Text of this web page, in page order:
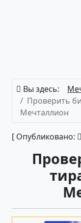
Вы здесь:
Проверить
Мечталлион
[ Опубликовано: